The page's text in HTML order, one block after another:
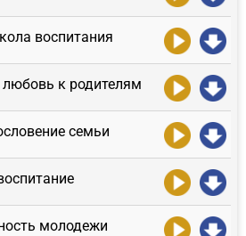
воспитания
к родителям
семьи
молодежи